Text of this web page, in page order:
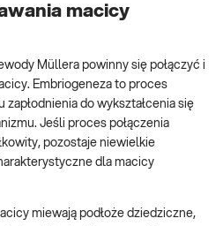
macicy
Müllera powinny się połączyć i
Embriogeneza to proces
do wykształcenia się
Jeśli proces połączenia
pozostaje niewielkie
dla macicy
miewają podłoże dziedziczne,